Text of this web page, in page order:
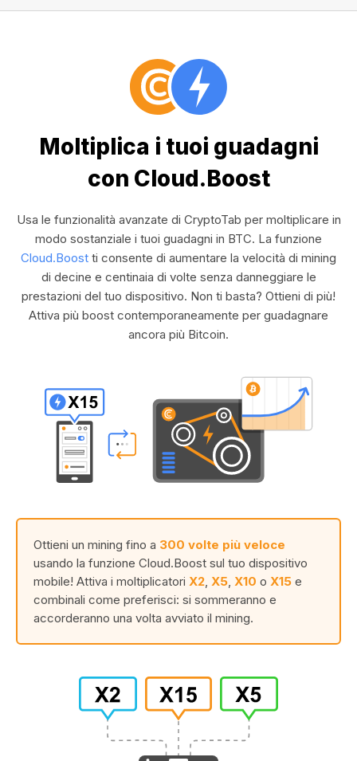
Moltiplica i tuoi guadagni
con Cloud.Boost
Usa le funzionalità avanzate di CryptoTab per moltiplicare in
modo sostanziale i tuoi guadagni in BTC. La funzione
Cloud.Boost ti consente di aumentare la velocità di mining
di decine e centinaia di volte senza danneggiare le
prestazioni del tuo dispositivo. Non ti basta? Ottieni di più!
Attiva più boost contemporaneamente per guadagnare
ancora più Bitcoin.
Ottieni un mining fino a 300 volte più veloce
usando la funzione Cloud.Boost sul tuo dispositivo
mobile! Attiva i moltiplicatori X2 X5 X10 o X15 e
combinali come preferisci: si sommeranno e
accorderanno una volta avviato il mining.